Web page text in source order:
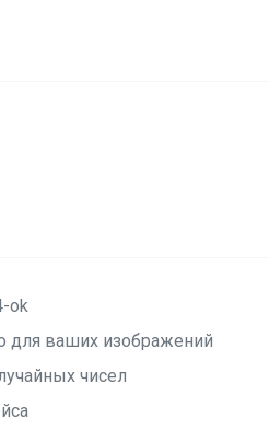
ok
для ваших изображений
чисел